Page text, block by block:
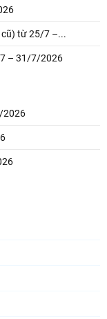
cũ) từ 25/7 –...
– 31/7/2026
2026